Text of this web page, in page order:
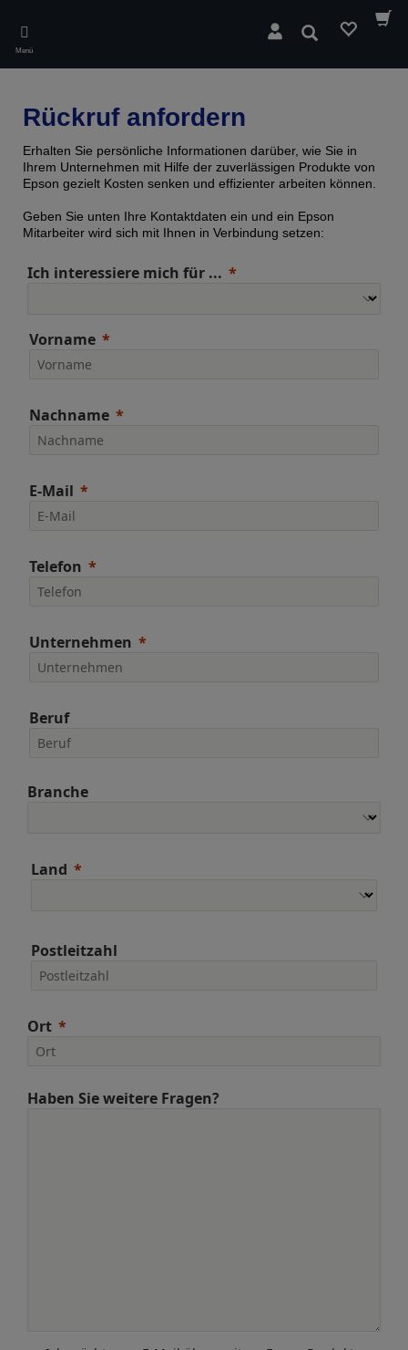
main
content
Menü
Suchen
Rückruf anfordern
Erhalten Sie persönliche Informationen darüber, wie Sie in
Ihrem Unternehmen mit Hilfe der zuverlässigen Produkte von
Epson gezielt Kosten senken und effizienter arbeiten können.
Geben Sie unten Ihre Kontaktdaten ein und ein Epson
Mitarbeiter wird sich mit Ihnen in Verbindung setzen:
Ich interessiere mich für ...
Vorname
Nachname
E-Mail
Telefon
Unternehmen
Beruf
Branche
Land
Postleitzahl
Ort
Haben Sie weitere Fragen?